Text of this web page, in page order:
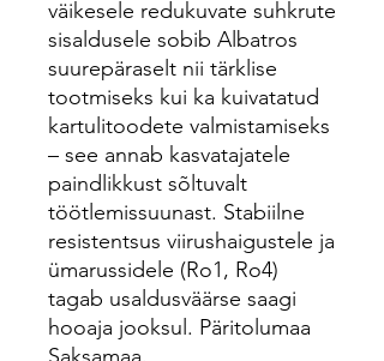
väikesele redukuvate suhkrute
sisaldusele sobib Albatros
suurepäraselt nii tärklise
tootmiseks kui ka kuivatatud
kartulitoodete valmistamiseks
– see annab kasvatajatele
paindlikkust sõltuvalt
töötlemissuunast. Stabiilne
resistentsus viirushaigustele ja
ümarussidele (Ro1, Ro4)
tagab usaldusväärse saagi
hooaja jooksul. Päritolumaa